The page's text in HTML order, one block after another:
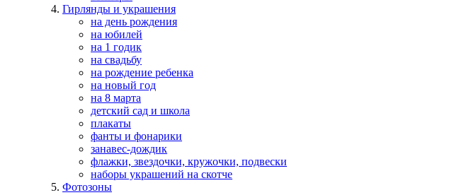
Гирлянды и украшения
на день рождения
на юбилей
на 1 годик
на свадьбу
на рождение ребенка
на новый год
на 8 марта
детский сад и школа
плакаты
фанты и фонарики
занавес-дождик
флажки, звездочки, кружочки, подвески
наборы украшений на скотче
Фотозоны